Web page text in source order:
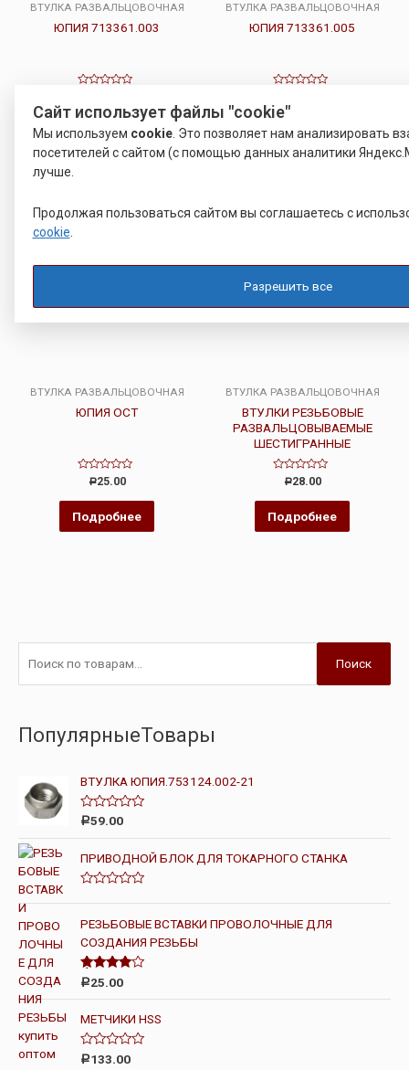
ВТУЛКА РАЗВАЛЬЦОВОЧНАЯ
ЮПИЯ 713361.003
из
Подробнее
ВТУЛКА РАЗВАЛЬЦОВОЧНАЯ
ЮПИЯ 713361.005
0
из
Подробнее
ВТУЛКА РАЗВАЛЬЦОВОЧНАЯ
ЮПИЯ ОСТ
Оценка
из
Р25.00
Подробнее
ВТУЛКА РАЗВАЛЬЦОВОЧНАЯ
ВТУЛКИ РЕЗЬБОВЫЕ
РАЗВАЛЬЦОВЫВАЕМЫЕ
ШЕСТИГРАННЫЕ
Оценка
из
Р28.00
Подробнее
Поиск
ПопулярныеТовары
ВТУЛКА ЮПИЯ.753124.002-21
О
е
н
к
а
и
5
Р59.00
ПРИВОДНОЙ БЛОК ДЛЯ ТОКАРНОГО СТАНКА
ц
е
н
к
а
0
и
з
5
РЕЗЬБОВЫЕ ВСТАВКИ ПРОВОЛОЧНЫЕ ДЛЯ
СОЗДАНИЯ РЕЗЬБЫ
Оценка
Р25.00
МЕТЧИКИ HSS
О
Р133.00
Сайт использует файлы "cookie"
Мы используем cookie. Это позволяет нам анализировать
посетителей с сайтом (с помощью данных аналитики
лучше.
Продолжая пользоваться сайтом вы соглашаетесь с
cookie
Разрешить все